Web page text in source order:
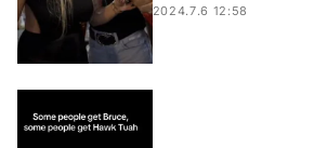
2024.7.6 12:58